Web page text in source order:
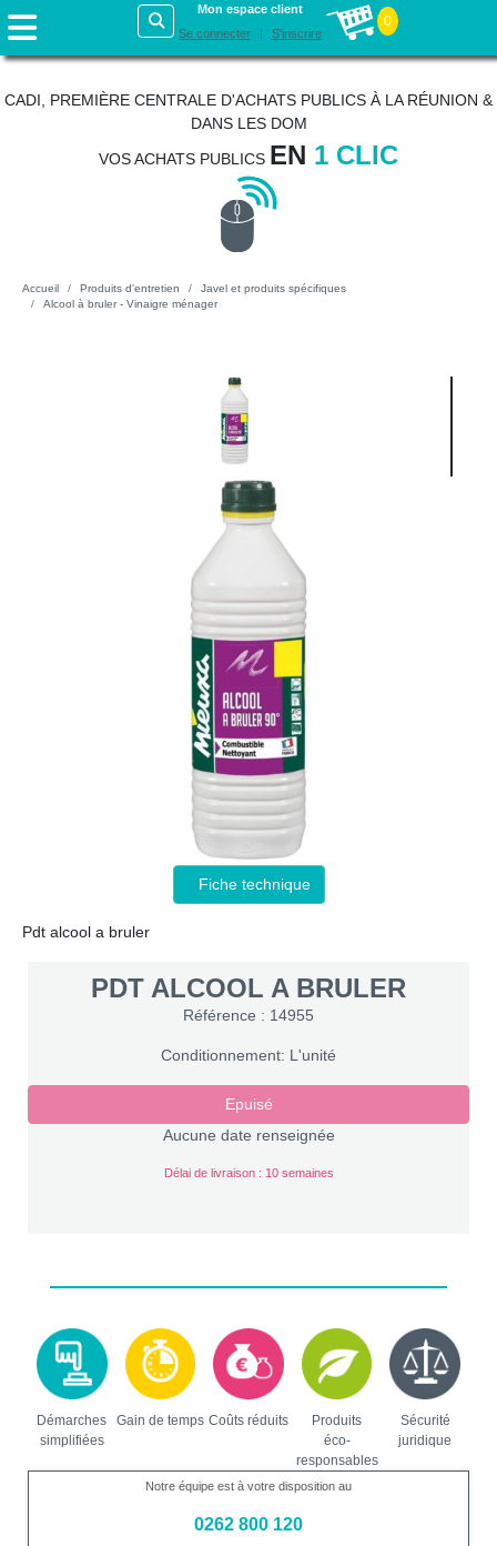
Mon espace client
Se connecter
S'inscrire
0
CADI, PREMIÈRE CENTRALE D'ACHATS PUBLICS À LA RÉUNION &
DANS LES DOM
VOS ACHATS PUBLICS EN 1 CLIC
Accueil Produits d'entretien
Javel et produits spécifiques
Alcool à bruler - Vinaigre ménager
Fiche technique
Pdt alcool a bruler
PDT ALCOOL A BRULER
Référence : 14955
Conditionnement: L'unité
Epuisé
Aucune date renseignée
Délai de livraison : 10 semaines
Démarches
simplifiées
Gain de temps Coûts réduits
Produits
éco-
responsables
Sécurité
juridique
Notre équipe est à votre disposition au
0262 800 120